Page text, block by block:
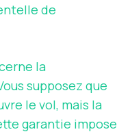
de
la
supposez que
le vol, mais la
garantie impose